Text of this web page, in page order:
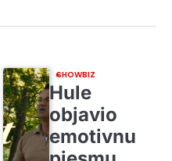
SHOWBIZ
Hule
objavio
emotivnu